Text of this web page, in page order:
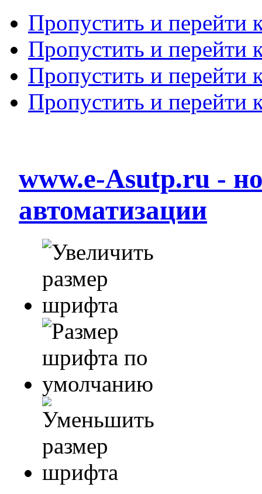
Пропустить и перейти
Пропустить и перейти
Пропустить и перейти
Пропустить и перейти
www.e-Asutp.ru -
автоматизации